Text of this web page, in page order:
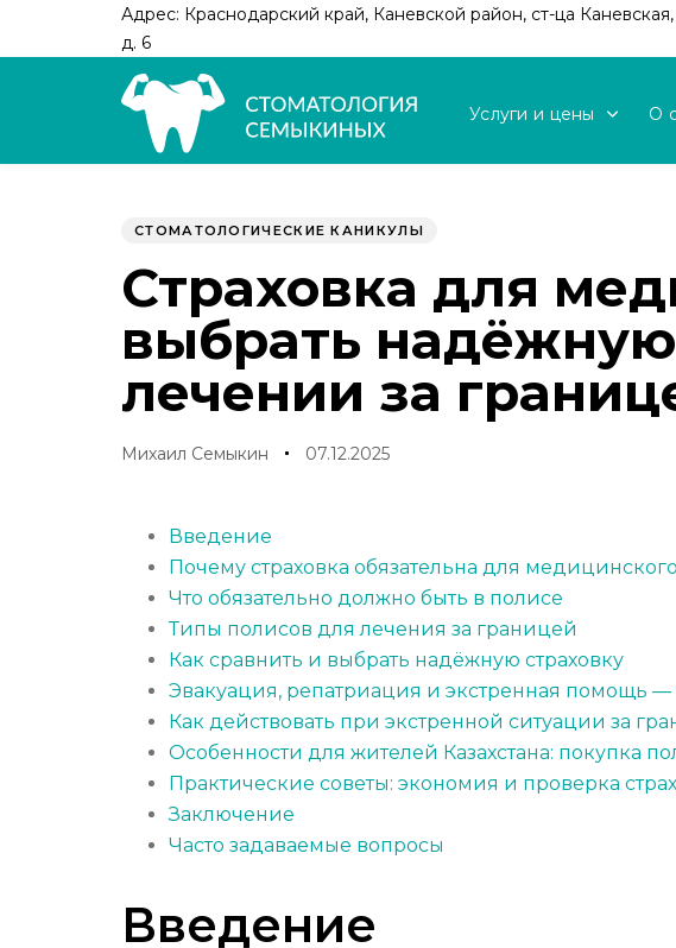
Адрес: Краснодарский край, Каневской район, ст-ца Каневская,
д. 6
Услуги и цены О
СТОМАТОЛОГИЧЕСКИЕ КАНИКУЛЫ
Страховка для
выбрать
лечении за
Михаил Семыкин 07.12.2025
Введение
Почему страховка обязательна для
Что обязательно должно быть в полисе
Типы полисов для лечения за границей
Как сравнить и выбрать надёжную страховку
Эвакуация, репатриация и экстренная помощь —
Как действовать при экстренной ситуации за
Особенности для жителей Казахстана: покупка
Практические советы: экономия и проверка
Заключение
Часто задаваемые вопросы
Введение